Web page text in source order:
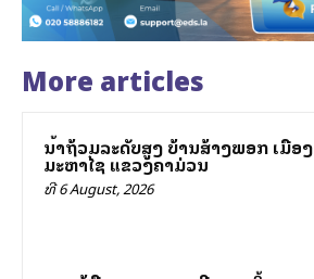
More articles
ນ້ຳຖ້ວມລະດັບສູງ ບ້ານສ້າງພອກ ເມືອງ
ມະຫາໄຊ ແຂວງຄຳມ່ວນ
ທີ 6 August, 2026